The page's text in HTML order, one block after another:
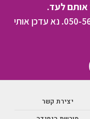
אותם לעד.
בתודה מראש ניר כהן נייד – 050-5642288. נא עדכן אותי
יצירת קשר